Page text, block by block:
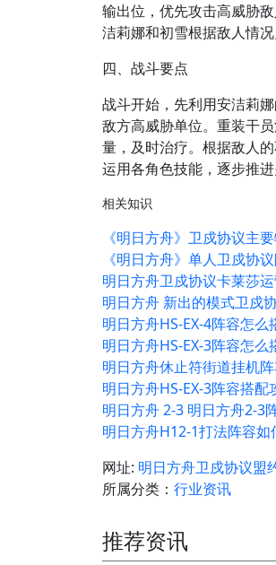
输出位，优先攻击高威胁
洁莉娜和初雪根据敌人情
四、战斗要点
战斗开始，先利用安洁莉
敌方高威胁单位。重装干
量，及时治疗。根据敌人
运用各角色技能，逐步推进
相关知识
《明日方舟》卫戍协议主
《明日方舟》单人卫戍协
明日方舟卫戍协议卡莱莎
明日方舟 新出的模式卫戍
明日方舟HS-EX-4阵容怎
明日方舟HS-EX-3阵容怎
明日方舟休止符街道挂机
明日方舟HS-EX-3阵容搭配
明日方舟 2-3 明日方舟2-3
明日方舟H12-1打法阵容
网址: 明日方舟卫戍协议盟
所属分类： 行业资讯
推荐资讯